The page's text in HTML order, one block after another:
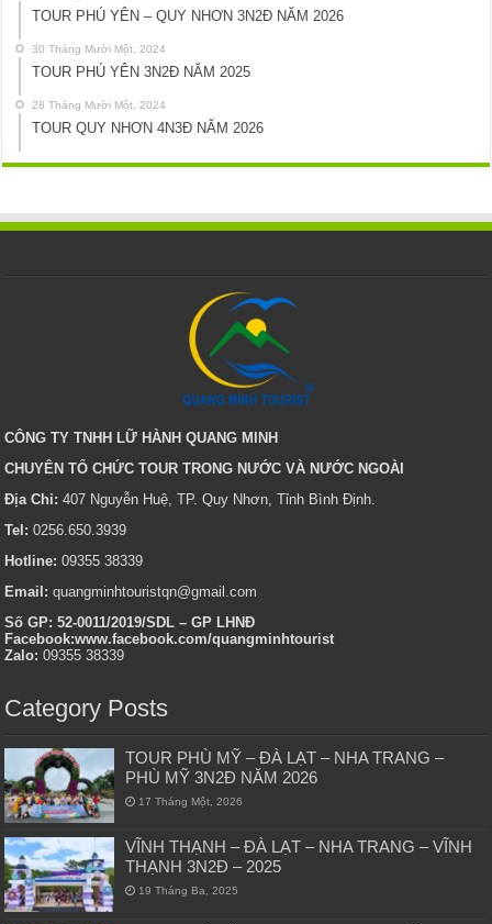
TOUR PHÚ YÊN – QUY NHƠN 3N2Đ NĂM 2026
30 Tháng Mười Một, 2024
TOUR PHÚ YÊN 3N2Đ NĂM 2025
28 Tháng Mười Một, 2024
TOUR QUY NHƠN 4N3Đ NĂM 2026
CÔNG TY TNHH LỮ HÀNH QUANG MINH
CHUYÊN TỔ CHỨC TOUR TRONG NƯỚC VÀ NƯỚC NGOÀI
Địa Chỉ: 407 Nguyễn Huệ, TP. Quy Nhơn, Tỉnh Bình Định.
Tel: 0256.650.3939
Hotline: 09355 38339
Email:quangminhtouristqn@gmail.com
Số GP: 52-0011/2019/SDL – GP LHNĐ
Facebook:www.facebook.com/quangminhtourist
Zalo: 09355 38339
Category Posts
TOUR PHÙ MỸ – ĐÀ LẠT – NHA TRANG –
PHÙ MỸ 3N2Đ NĂM 2026
17 Tháng Một, 2026
VĨNH THẠNH – ĐÀ LẠT – NHA TRANG – VĨNH
THẠNH 3N2Đ – 2025
19 Tháng Ba, 2025